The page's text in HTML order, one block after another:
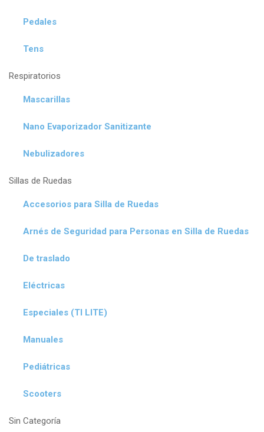
Pedales
Tens
Respiratorios
Mascarillas
Nano Evaporizador Sanitizante
Nebulizadores
Sillas de Ruedas
Accesorios para Silla de Ruedas
Arnés de Seguridad para Personas en Silla de Ruedas
De traslado
Eléctricas
Especiales (TI LITE)
Manuales
Pediátricas
Scooters
Sin Categoría